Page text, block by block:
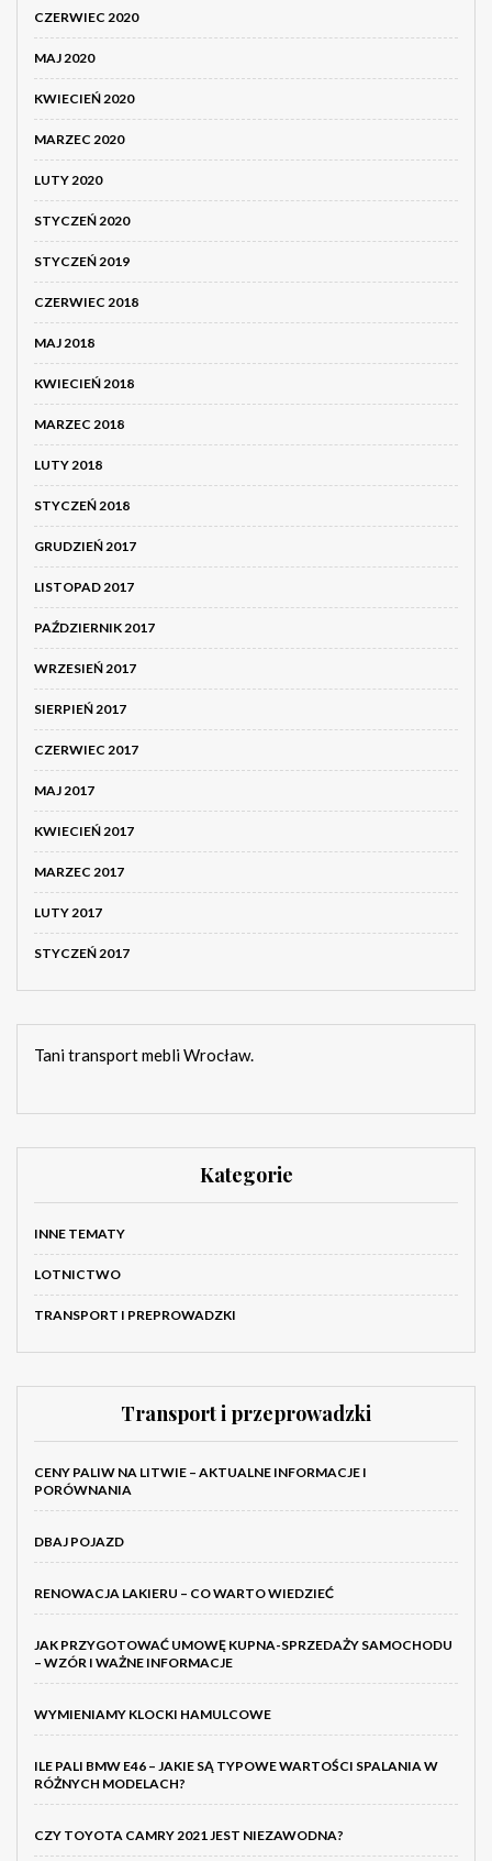
CZERWIEC 2020
MAJ 2020
KWIECIEŃ 2020
MARZEC 2020
LUTY 2020
STYCZEŃ 2020
STYCZEŃ 2019
CZERWIEC 2018
MAJ 2018
KWIECIEŃ 2018
MARZEC 2018
LUTY 2018
STYCZEŃ 2018
GRUDZIEŃ 2017
LISTOPAD 2017
PAŹDZIERNIK 2017
WRZESIEŃ 2017
SIERPIEŃ 2017
CZERWIEC 2017
MAJ 2017
KWIECIEŃ 2017
MARZEC 2017
LUTY 2017
STYCZEŃ 2017
Tani transport mebli Wrocław.
Kategorie
INNE TEMATY
LOTNICTWO
TRANSPORT I PREPROWADZKI
Transport i przeprowadzki
CENY PALIW NA LITWIE – AKTUALNE INFORMACJE I
PORÓWNANIA
DBAJ POJAZD
RENOWACJA LAKIERU – CO WARTO WIEDZIEĆ
JAK PRZYGOTOWAĆ UMOWĘ KUPNA-SPRZEDAŻY SAMOCHODU
– WZÓR I WAŻNE INFORMACJE
WYMIENIAMY KLOCKI HAMULCOWE
ILE PALI BMW E46 – JAKIE SĄ TYPOWE WARTOŚCI SPALANIA W
RÓŻNYCH MODELACH?
CZY TOYOTA CAMRY 2021 JEST NIEZAWODNA?